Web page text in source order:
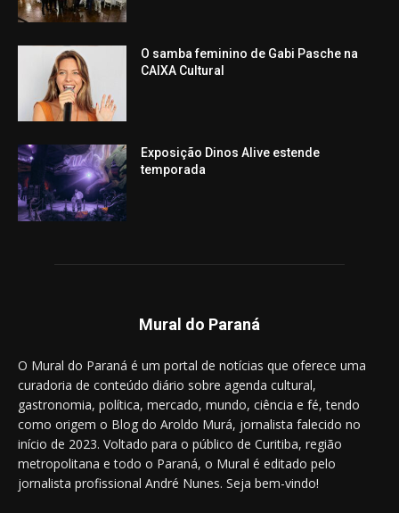
O samba feminino de Gabi Pasche na
CAIXA Cultural
Exposição Dinos Alive estende
temporada
Mural do Paraná
O Mural do Paraná é um portal de notícias que oferece uma
curadoria de conteúdo diário sobre agenda cultural,
gastronomia, política, mercado, mundo, ciência e fé, tendo
como origem o Blog do Aroldo Murá, jornalista falecido no
início de 2023. Voltado para o público de Curitiba, região
metropolitana e todo o Paraná, o Mural é editado pelo
jornalista profissional André Nunes. Seja bem-vindo!